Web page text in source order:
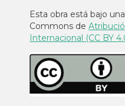
Esta obra está bajo
Commons de
Internacional (CC BY